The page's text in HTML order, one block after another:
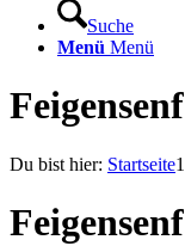
Suche
Menü Menü
Du bist hier: Startseite1